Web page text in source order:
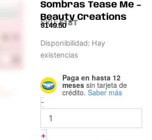
Sombras Tease Me –
Beauty Creations
SKU:E18T
$149.50
Disponibilidad: Hay
existencias
Paga en hasta 12
meses sin tarjeta de
crédito. Saber más
-
Paleta
con
Tease
Me
Beauty
Creations
cantidad
+